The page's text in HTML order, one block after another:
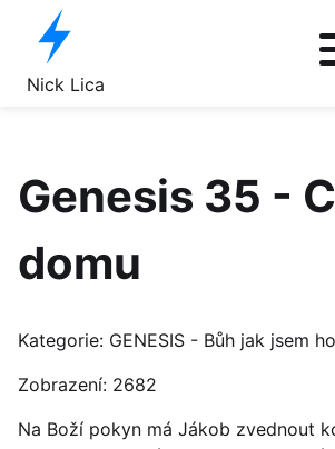
Nick Lica
Genesis 35 -
domu
Kategorie: GENESIS - Bůh jak jsem
Zobrazení: 2682
Na Boží pokyn má Jákob zvednout